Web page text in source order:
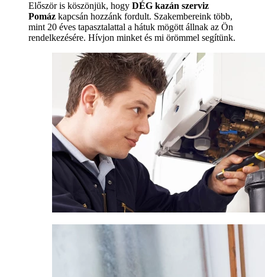
Először is köszönjük, hogy DÉG kazán szerviz
Pomáz kapcsán hozzánk fordult. Szakembereink több,
mint 20 éves tapasztalattal a hátuk mögött állnak az Ön
rendelkezésére. Hívjon minket és mi örömmel segítünk.